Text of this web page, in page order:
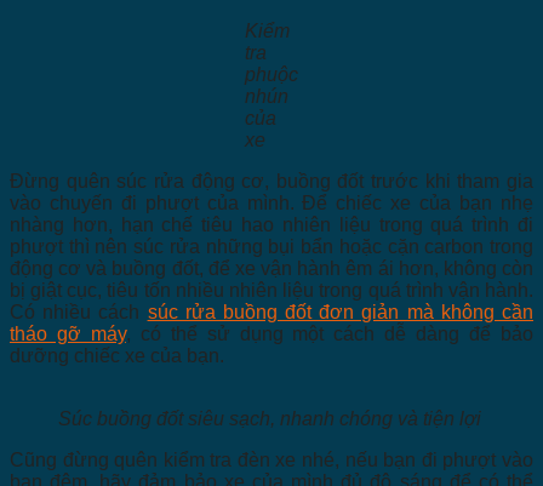
Kiểm
tra
phuộc
nhún
của
xe
Đừng quên súc rửa động cơ, buồng đốt trước khi tham gia
vào chuyến đi phượt của mình. Để chiếc xe của bạn nhẹ
nhàng hơn, hạn chế tiêu hao nhiên liệu trong quá trình đi
phượt thì nên súc rửa những bụi bẩn hoặc cặn carbon trong
động cơ và buồng đốt, để xe vận hành êm ái hơn, không còn
bị giật cục, tiêu tốn nhiều nhiên liệu trong quá trình vận hành.
Có nhiều cách súc rửa buồng đốt đơn giản mà không cần
tháo gỡ máy, có thể sử dụng một cách dễ dàng để bảo
dưỡng chiếc xe của bạn.
Súc buồng đốt siêu sạch, nhanh chóng và tiện lợi
Cũng đừng quên kiểm tra đèn xe nhé, nếu bạn đi phượt vào
ban đêm, hãy đảm bảo xe của mình đủ độ sáng để có thể